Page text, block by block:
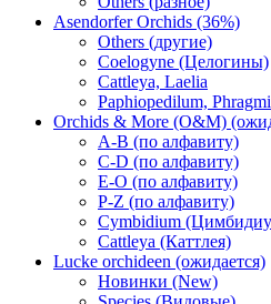
Asendorfer Orchids (36%)
Others (другие)
Coelogyne (Целогины)
Cattleya, Laelia
Paphiopedilum,
Orchids & More (O&M)
A-B (по алфавиту)
C-D (по алфавиту)
E-O (по алфавиту)
P-Z (по алфавиту)
Cymbidium
Cattleya (Каттлея)
Lucke orchideen (ожидается)
Новинки (New)